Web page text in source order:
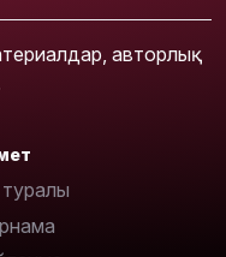
авторлық
туралы